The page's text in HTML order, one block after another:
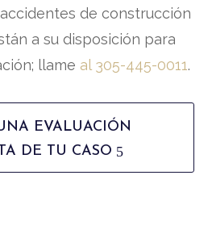
de construcción
a su disposición para
llame al 305-445-0011.
EVALUACIÓN
DE TU CASO